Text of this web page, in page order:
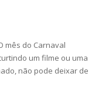
mês do Carnaval
um filme ou uma
não pode deixar de